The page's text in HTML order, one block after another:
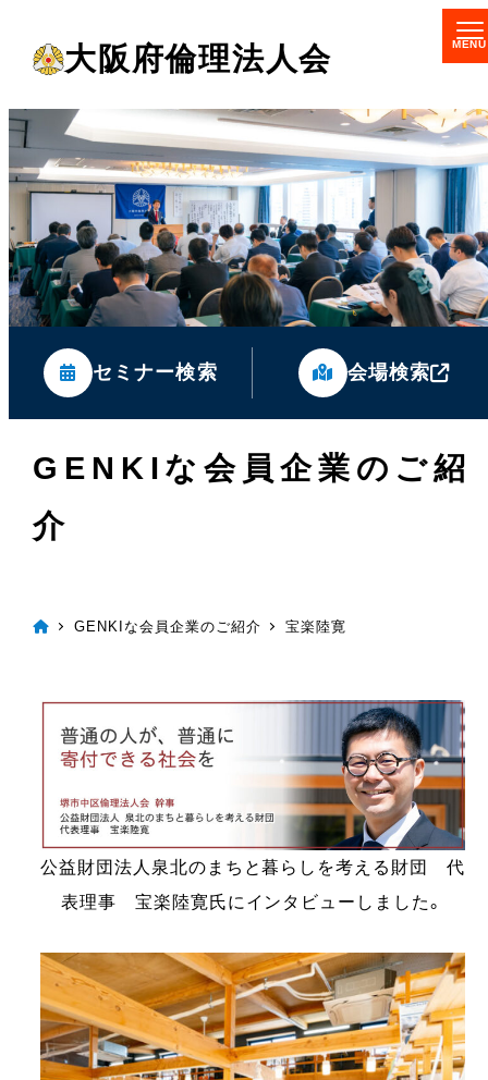
コ
ン
テ
ン
ツ
へ
大阪府倫理法人会
セミナー検索 会場検索
GENKIな会員企業のご紹
介
GENKIな会員企業のご紹介 宝楽陸寛
公益財団法人泉北のまちと暮らしを考える財団 代
表理事 宝楽陸寛氏にインタビューしました。